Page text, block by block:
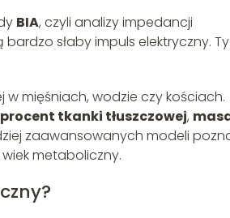
BIA, czyli analizy impedancji
słaby impuls elektryczny.
w mięśniach, wodzie czy kościach.
procent tkanki tłuszczowej,
zaawansowanych modeli
metaboliczny.